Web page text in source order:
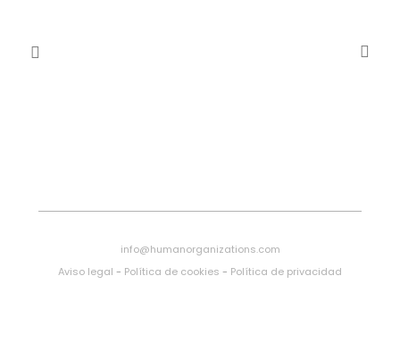
info@humanorganizations.com
Aviso legal - Política de cookies - Política de privacidad